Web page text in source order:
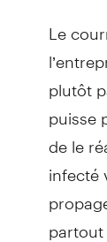
Le
plutôt
puisse
de le
infecté